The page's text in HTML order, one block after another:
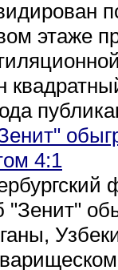
этаже
4:1
"Зенит"